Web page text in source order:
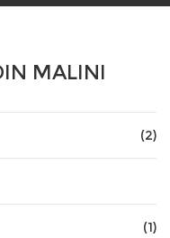
MALINI
(2)
(1)